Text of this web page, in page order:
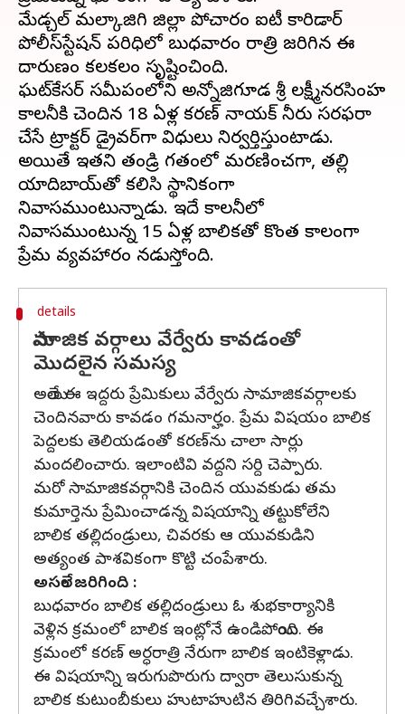
మేడ్చల్‌ మల్కాజిగి జిల్లా పోచారం ఐటీ కారిడార్‌
పోలీస్‌స్టేషన్‌ పరిధిలో బుధవారం రాత్రి జరిగిన ఈ
దారుణం కలకలం సృష్టించింది.
ఘట్‌కేసర్‌ సమీపంలోని అన్నోజిగూడ శ్రీ లక్ష్మీనరసింహ
కాలనీకి చెందిన 18 ఏళ్ల కరణ్‌ నాయక్‌ నీరు సరఫరా
చేసే ట్రాక్టర్‌ డ్రైవర్‌గా విధులు నిర్వర్తిస్తుంటాడు.
అయితే ఇతని తండ్రి గతంలో మరణించగా, తల్లి
యాదిబాయ్‌తో కలిసి స్థానికంగా
నివాసముంటున్నాడు. ఇదే కాలనీలో
నివాసముంటున్న 15 ఏళ్ల బాలికతో కొంత కాలంగా
details
సామాజిక వర్గాలు వేర్వేరు కావడంతో
మొదలైన సమస్య
అయితే ఈ ఇద్దరు ప్రేమికులు వేర్వేరు సామాజికవర్గాలకు
చెందినవారు కావడం గమనార్హం. ప్రేమ విషయం బాలిక
పెద్దలకు తెలియడంతో కరణ్‌ను చాలా సార్లు
మందలించారు. ఇలాంటివి వద్దని సర్ది చెప్పారు.
మరో సామాజికవర్గానికి చెందిన యువకుడు తమ
కుమార్తెను ప్రేమించాడన్న విషయాన్ని తట్టుకోలేని
బాలిక తల్లిదండ్రులు, చివరకు ఆ యువకుడిని
అత్యంత పాశవికంగా కొట్టి చంపేశారు.
అసలేం జరిగింది :
బుధవారం బాలిక తల్లిదండ్రులు ఓ శుభకార్యానికి
వెళ్లిన క్రమంలో బాలిక ఇంట్లోనే ఉండిపోయింది. ఈ
క్రమంలో కరణ్ అర్ధరాత్రి నేరుగా బాలిక ఇంటికెళ్లాడు.
ఈ విషయాన్ని ఇరుగుపొరుగు ద్వారా తెలుసుకున్న
బాలిక కుటుంబీకులు హుటాహుటిన తిరిగివచ్చేశారు.